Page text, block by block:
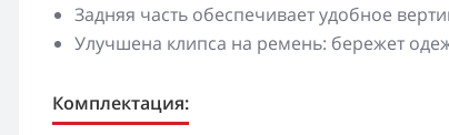
Задняя часть обеспечивает удобное
Улучшена клипса на ремень: бережет
Комплектация: